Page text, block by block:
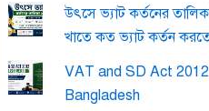
উৎসে ভ্যাট কর্তনের
খাতে কত ভ্যাট কর্তন
VAT and SD Act
Bangladesh